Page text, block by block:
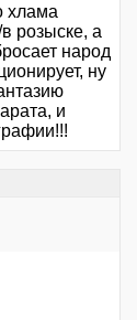
хлама
розыске, а
народ
ну
и